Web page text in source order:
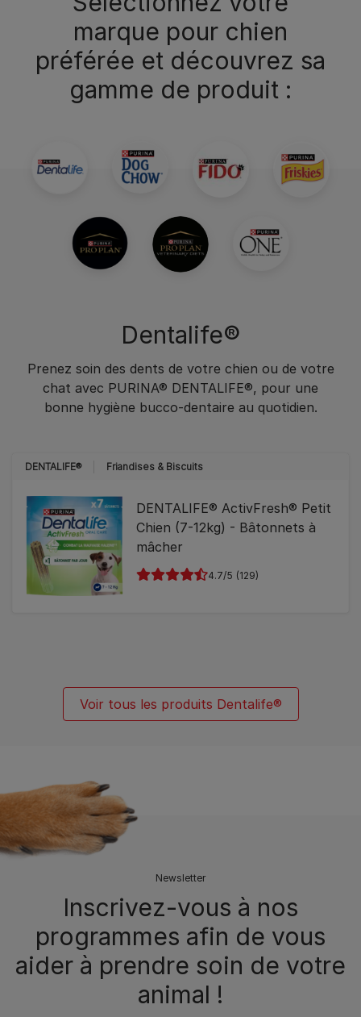
marque pour chien
préférée et découvrez sa
gamme de produit :
Dentalife®
Prenez soin des dents de votre chien ou de votre
chat avec PURINA® DENTALIFE®, pour une
bonne hygiène bucco-dentaire au quotidien.​
Voir tous les produits Dentalife®
DENTALIFE® Friandises & Biscuits
DENTALIFE® ActivFresh® Petit
Chien (7-12kg) - Bâtonnets à
mâcher
4.7 (129)
Newsletter
Inscrivez-vous à nos
programmes afin de vous
aider à prendre soin de votre
animal !